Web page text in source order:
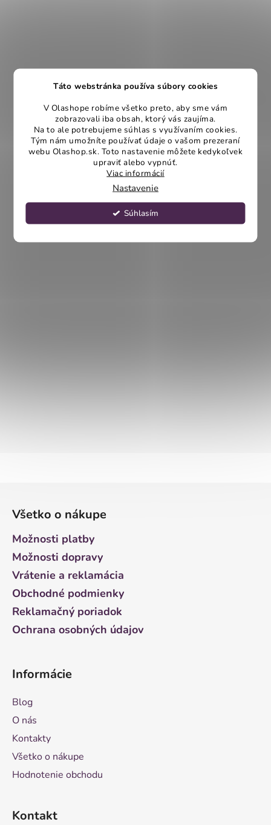
Táto webstránka používa súbory cookies
V Olashope robíme všetko preto, aby sme vám
zobrazovali iba obsah, ktorý vás zaujíma.
Na to ale potrebujeme súhlas s využívaním cookies.
Tým nám umožníte používať údaje o vašom prezeraní
webu Olashop.sk. Toto nastavenie môžete kedykoľvek
upraviť alebo vypnúť.
Viac informácií
Nastavenie
Súhlasím
Všetko o nákupe
Možnosti platby
Možnosti dopravy
Vrátenie a reklamácia
Obchodné podmienky
Reklamačný poriadok
Ochrana osobných údajov
Informácie
Blog
O nás
Kontakty
Všetko o nákupe
Hodnotenie obchodu
Kontakt